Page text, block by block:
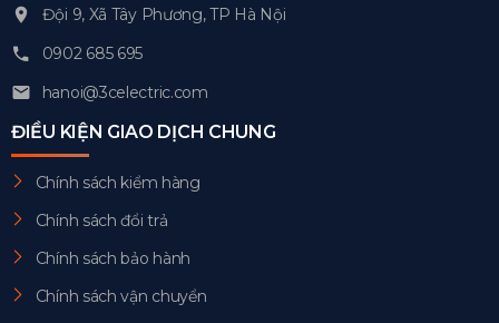
Đội 9, Xã Tây Phương, TP Hà Nội
0902 685 695
hanoi@3celectric.com
ĐIỀU KIỆN GIAO DỊCH CHUNG
Chính sách kiểm hàng
Chính sách đổi trả
Chính sách bảo hành
Chính sách vận chuyển